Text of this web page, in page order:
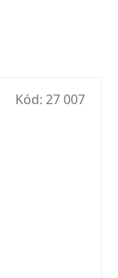
Kód: 27 007